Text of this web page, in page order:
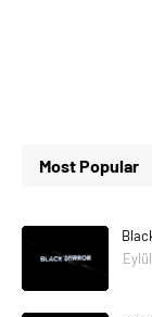
Most Popular